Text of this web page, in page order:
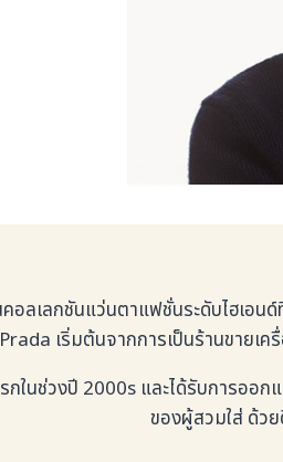
อลเลกชันแว่นตาแฟชั่นระดับไฮเอ
เริ่มต้นจากการเป็นร้านขายเ
กในช่วงปี 2000s และได้รับการอ
ของผู้สวมใส่ ด้ว